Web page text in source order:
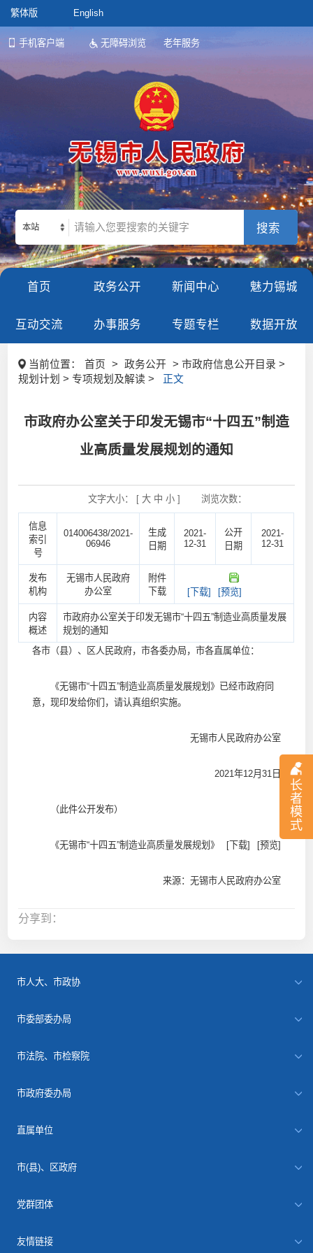
繁体版 English
手机客户端 无障碍浏览 老年服务
长
者
模
式
本站
首页 政务公开 新闻中心 魅力锡城
互动交流 办事服务 专题专栏 数据开放
当前位置： 首页 > 政务公开
> 市政府信息公开目录 >
规划计划 > 专项规划及解读 >
正文
市政府办公室关于印发无锡市“十四五”制造
业高质量发展规划的通知
文字大小： [ 大 中 小] 浏览次数：
信息
索引
号
014006438/2021-
06946
生成
日期
2021-
12-31
公开
日期
2021-
12-31
发布
机构
无锡市人民政府
办公室
附件
下载
[下载] [预览]
内容
概述
市政府办公室关于印发无锡市“十四五”制造业高质量发展
规划的通知
各市（县）、区人民政府，市各委办局，市各直属单位：
《无锡市“十四五”制造业高质量发展规划》已经市政府同
意，现印发给你们，请认真组织实施。
无锡市人民政府办公室
2021年12月31日
（此件公开发布）
《无锡市“十四五”制造业高质量发展规划》 [下载] [预览]
来源：无锡市人民政府办公室
分享到：
市人大、市政协
市委部委办局
市法院、市检察院
市政府委办局
直属单位
市(县)、区政府
党群团体
友情链接